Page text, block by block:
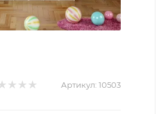
Артикул: 10503